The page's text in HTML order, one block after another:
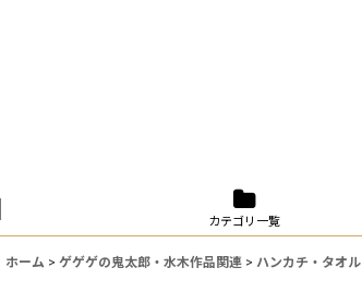
カテゴリ一覧
ホーム > ゲゲゲの鬼太郎・水木作品関連 > ハンカチ・タオ